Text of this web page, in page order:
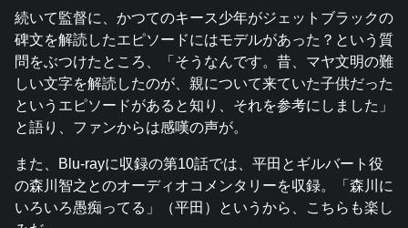
続いて監督に、かつてのキース少年がジェットブラックの
碑文を解読したエピソードにはモデルがあった？という質
問をぶつけたところ、「そうなんです。昔、マヤ文明の難
しい文字を解読したのが、親について来ていた子供だった
というエピソードがあると知り、それを参考にしました」
と語り、ファンからは感嘆の声が。
また、Blu-rayに収録の第10話では、平田とギルバート役
の森川智之とのオーディオコメンタリーを収録。「森川に
いろいろ愚痴ってる」（平田）というから、こちらも楽し